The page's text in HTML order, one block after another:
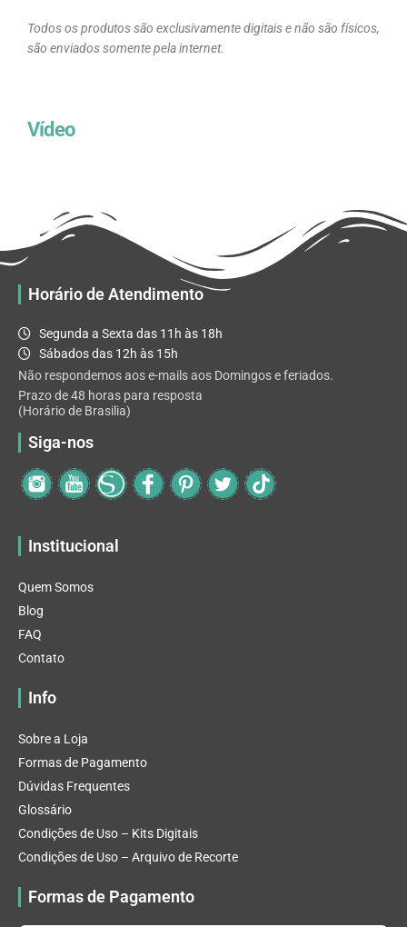
Todos os produtos são exclusivamente digitais e não são físicos,
são enviados somente pela internet.
Vídeo
Horário de Atendimento
Segunda a Sexta das 11h às 18h
Sábados das 12h às 15h
Não respondemos aos e-mails aos Domingos e feriados.
Prazo de 48 horas para resposta
(Horário de Brasilia)
Siga-nos
Institucional
Quem Somos
Blog
FAQ
Contato
Info
Sobre a Loja
Formas de Pagamento
Dúvidas Frequentes
Glossário
Condições de Uso – Kits Digitais
Condições de Uso – Arquivo de Recorte
Formas de Pagamento